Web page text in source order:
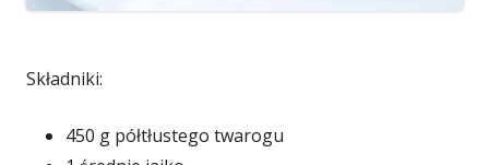
Składniki:
450 g półtłustego twarogu